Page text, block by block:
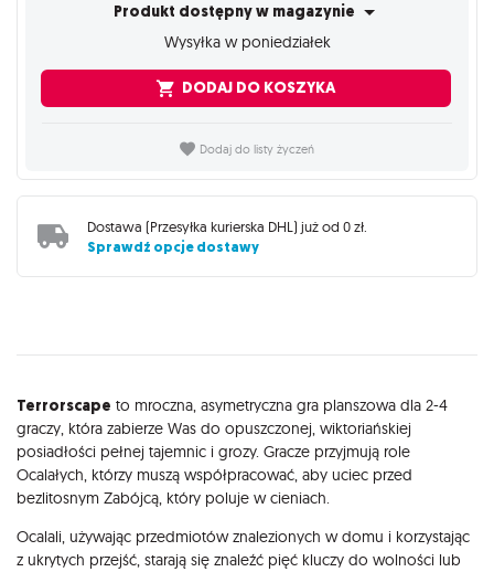
Produkt dostępny w magazynie
Wysyłka w poniedziałek
DODAJ DO KOSZYKA
Dodaj do listy życzeń
Dostawa (Przesyłka kurierska DHL ) już od 0 zł
Sprawdź opcje dostawy
Opis
Terrorscape to mroczna, asymetryczna gra planszowa dla 2-4
graczy, która zabierze Was do opuszczonej, wiktoriańskiej
posiadłości pełnej tajemnic i grozy. Gracze przyjmują role
Ocalałych, którzy muszą współpracować, aby uciec przed
bezlitosnym Zabójcą, który poluje w cieniach.
Ocalali, używając przedmiotów znalezionych w domu i korzystając
z ukrytych przejść, starają się znaleźć pięć kluczy do wolności lub